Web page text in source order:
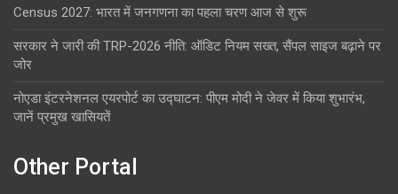
Census 2027: भारत में जनगणना का पहला चरण आज से शुरू
सरकार ने जारी की TRP-2026 नीति: ऑडिट नियम सख्त, सैंपल साइज बढ़ाने पर
जोर
नोएडा इंटरनेशनल एयरपोर्ट का उद्घाटन: पीएम मोदी ने जेवर में किया शुभारंभ,
जानें प्रमुख खासियतें
Other Portal